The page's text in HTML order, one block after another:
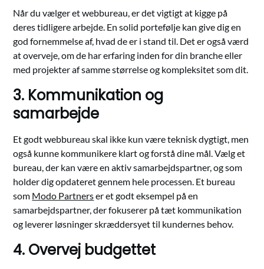
Når du vælger et webbureau, er det vigtigt at kigge på
deres tidligere arbejde. En solid portefølje kan give dig en
god fornemmelse af, hvad de er i stand til. Det er også værd
at overveje, om de har erfaring inden for din branche eller
med projekter af samme størrelse og kompleksitet som dit.
3. Kommunikation og
samarbejde
Et godt webbureau skal ikke kun være teknisk dygtigt, men
også kunne kommunikere klart og forstå dine mål. Vælg et
bureau, der kan være en aktiv samarbejdspartner, og som
holder dig opdateret gennem hele processen. Et bureau
som Modo Partnerser et godt eksempel på en
samarbejdspartner, der fokuserer på tæt kommunikation
og leverer løsninger skræddersyet til kundernes behov.
4. Overvej budgettet